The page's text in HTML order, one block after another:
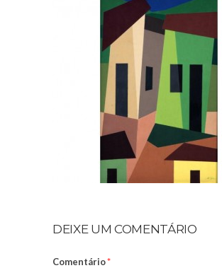
DEIXE UM COMENTÁRIO
Comentário*